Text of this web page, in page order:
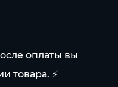
оплаты вы
товара. ⚡